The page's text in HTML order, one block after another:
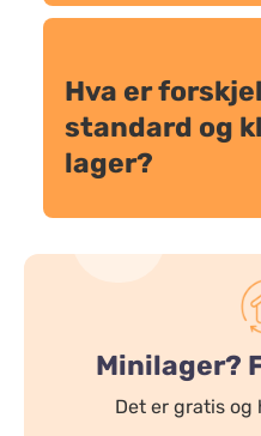
Hva er
standard og
lager?
Minilager?
Det er gratis